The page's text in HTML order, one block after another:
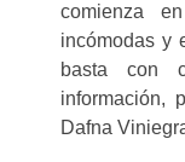
comienza
incómodas y
basta con
información,
Dafna